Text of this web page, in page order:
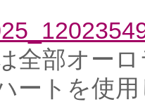
全部オー
ートを使